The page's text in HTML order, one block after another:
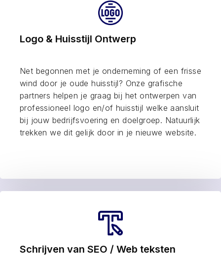
Logo & Huisstijl Ontwerp
Net begonnen met je onderneming of een frisse
wind door je oude huisstijl? Onze grafische
partners helpen je graag bij het ontwerpen van
professioneel logo en/of huisstijl welke aansluit
bij jouw bedrijfsvoering en doelgroep. Natuurlijk
trekken we dit gelijk door in je nieuwe website.
Schrijven van SEO / Web teksten